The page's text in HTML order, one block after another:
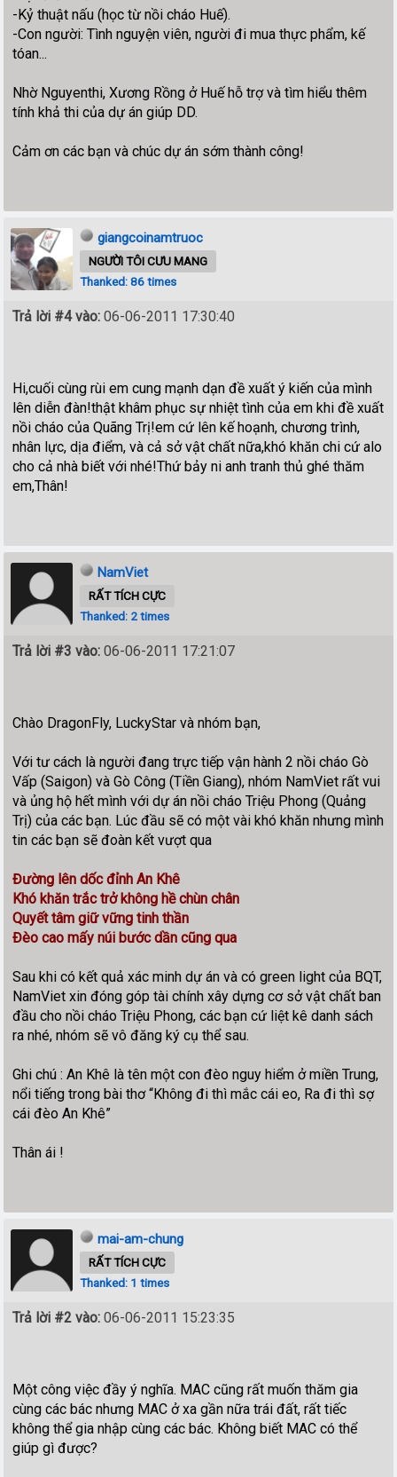
-Kỷ thuật nấu (học từ nồi cháo Huế).
-Con người: Tình nguyện viên, người đi mua thực phẩm, kế
tóan...
Nhờ Nguyenthi, Xương Rồng ở Huế hỗ trợ và tìm hiểu thêm
tính khả thi của dự án giúp DD.
Cảm ơn các bạn và chúc dự án sớm thành công!
giangcoinamtruoc
NGƯỜI TÔI CƯU MANG
Thanked: 86 times
Trả lời #4 vào: 06-06-2011 17:30:40
Hi,cuối cùng rùi em cung mạnh dạn đề xuất ý kiến của mình
lên diễn đàn!thật khâm phục sự nhiệt tình của em khi đề xuất
nồi cháo của Quãng Trị!em cứ lên kế hoạnh, chương trình,
nhân lực, dịa điểm, và cả sở vật chất nữa,khó khăn chi cứ alo
cho cả nhà biết với nhé!Thứ bảy ni anh tranh thủ ghé thăm
em,Thân!
NamViet
RẤT TÍCH CỰC
Thanked: 2 times
Trả lời #3 vào: 06-06-2011 17:21:07
Chào DragonFly, LuckyStar và nhóm bạn,
Với tư cách là người đang trực tiếp vận hành 2 nồi cháo Gò
Vấp (Saigon) và Gò Công (Tiền Giang), nhóm NamViet rất vui
và ủng hộ hết mình với dự án nồi cháo Triệu Phong (Quảng
Trị) của các bạn. Lúc đầu sẽ có một vài khó khăn nhưng mình
tin các bạn sẽ đoàn kết vượt qua
Đường lên dốc đỉnh An Khê
Khó khăn trắc trở không hề chùn chân
Quyết tâm giữ vững tinh thần
Đèo cao mấy núi bước dần cũng qua
Sau khi có kết quả xác minh dự án và có green light của BQT,
NamViet xin đóng góp tài chính xây dựng cơ sở vật chất ban
đầu cho nồi cháo Triệu Phong, các bạn cứ liệt kê danh sách
ra nhé, nhóm sẽ vô đăng ký cụ thể sau.
Ghi chú : An Khê là tên một con đèo nguy hiểm ở miền Trung,
nổi tiếng trong bài thơ “Không đi thì mắc cái eo, Ra đi thì sợ
cái đèo An Khê”
Thân ái !
mai-am-chung
RẤT TÍCH CỰC
Thanked: 1 times
Trả lời #2 vào: 06-06-2011 15:23:35
Một công việc đầy ý nghĩa. MAC cũng rất muốn thăm gia
cùng các bác nhưng MAC ở xa gần nữa trái đất, rất tiếc
không thể gia nhập cùng các bác. Không biết MAC có thể
giúp gì được?